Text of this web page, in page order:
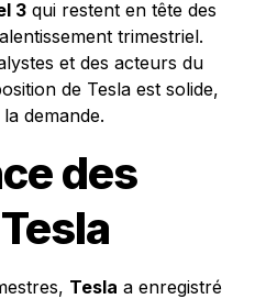
3 qui restent en tête des
trimestriel.
et des acteurs du
de Tesla est solide,
demande.
des
Tesla a enregistré